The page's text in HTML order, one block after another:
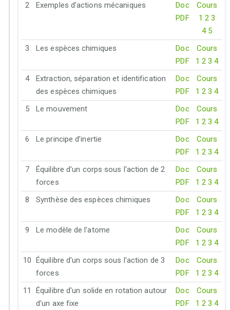
2
Exemples d’actions mécaniques
Doc
PDF
Cours
1 2 3
4 5
3
Les espèces chimiques
Doc
PDF
Cours
1 2 3 4
4
Extraction, séparation et identification
des espèces chimiques
Doc
PDF
Cours
1 2 3 4
5
Le mouvement
Doc
PDF
Cours
1 2 3 4
6
Le principe d’inertie
Doc
PDF
Cours
1 2 3 4
7
Équilibre d'un corps sous l'action de 2
forces
Doc
PDF
Cours
1 2 3 4
8
Synthèse des espèces chimiques
Doc
PDF
Cours
1 2 3 4
9
Le modèle de l'atome
Doc
PDF
Cours
1 2 3 4
10
Équilibre d'un corps sous l'action de 3
forces
Doc
PDF
Cours
1 2 3 4
11
Équilibre d'un solide en rotation autour
d'un axe fixe
Doc
PDF
Cours
1 2 3 4